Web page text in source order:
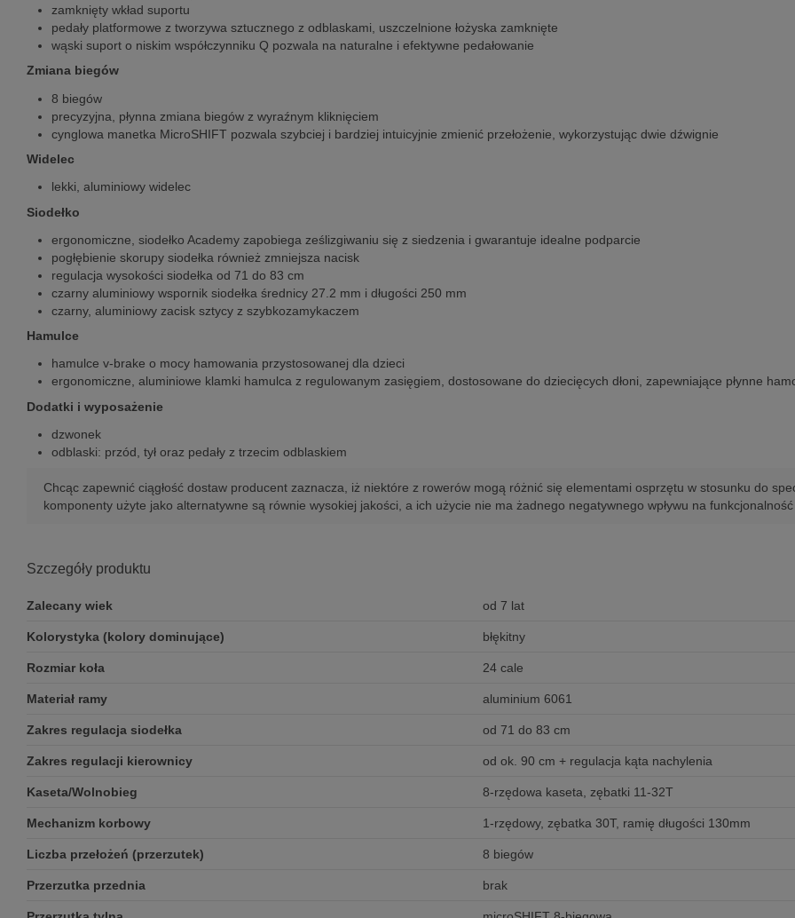
zamknięty wkład suportu
pedały platformowe z tworzywa sztucznego z odblaskami, uszczelnione łożyska zamknięte
wąski suport o niskim współczynniku Q pozwala na naturalne i efektywne pedałowanie
Zmiana biegów
8 biegów
precyzyjna, płynna zmiana biegów z wyraźnym kliknięciem
cynglowa manetka MicroSHIFT pozwala szybciej i bardziej intuicyjnie zmienić przełożenie, wykorzystując dwie dźwignie
Widelec
lekki, aluminiowy widelec
Siodełko
ergonomiczne, siodełko Academy zapobiega ześlizgiwaniu się z siedzenia i gwarantuje idealne podparcie
pogłębienie skorupy siodełka również zmniejsza nacisk
regulacja wysokości siodełka od 71 do 83 cm
czarny aluminiowy wspornik siodełka średnicy 27.2 mm i długości 250 mm
czarny, aluminiowy zacisk sztycy z szybkozamykaczem
Hamulce
hamulce v-brake o mocy hamowania przystosowanej dla dzieci
ergonomiczne, aluminiowe klamki hamulca z regulowanym zasięgiem, dostosowane do dziecięcych dłoni, zapewniające płynne
Dodatki i wyposażenie
dzwonek
odblaski: przód, tył oraz pedały z trzecim odblaskiem
Chcąc zapewnić ciągłość dostaw producent zaznacza, iż niektóre z rowerów mogą różnić się elementami osprzętu w stosunku do
komponenty użyte jako alternatywne są równie wysokiej jakości, a ich użycie nie ma żadnego negatywnego wpływu na
Szczegóły produktu
Zalecany wiek od 7 lat
Kolorystyka (kolory dominujące) błękitny
Rozmiar koła 24 cale
Materiał ramy aluminium 6061
Zakres regulacja siodełka od 71 do 83 cm
Zakres regulacji kierownicy od ok. 90 cm + regulacja kąta nachylenia
Kaseta/Wolnobieg 8-rzędowa kaseta, zębatki 11-32T
Mechanizm korbowy 1-rzędowy, zębatka 30T, ramię długości 130mm
Liczba przełożeń (przerzutek) 8 biegów
Przerzutka przednia brak